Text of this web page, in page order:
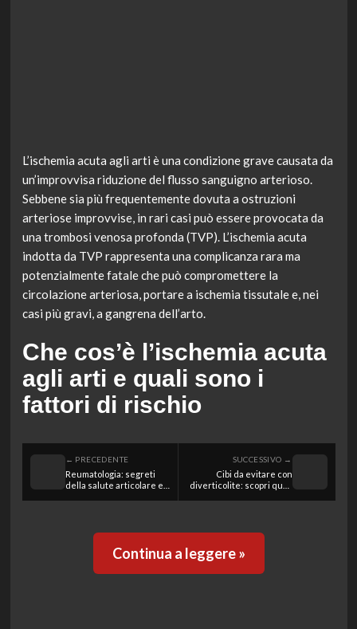
L’ischemia acuta agli arti è una condizione grave causata da
un’improvvisa riduzione del flusso sanguigno arterioso.
Sebbene sia più frequentemente dovuta a ostruzioni
arteriose improvvise, in rari casi può essere provocata da
una trombosi venosa profonda (TVP). L’ischemia acuta
indotta da TVP rappresenta una complicanza rara ma
potenzialmente fatale che può compromettere la
circolazione arteriosa, portare a ischemia tissutale e, nei
casi più gravi, a gangrena dell’arto.
Che cos’è l’ischemia acuta
agli arti e quali sono i
fattori di rischio
← PRECEDENTE
Reumatologia: segreti
della salute articolare e il
SUCCESSIVO →
Cibi da evitare con
diverticolite: scopri quali
Continua a leggere »